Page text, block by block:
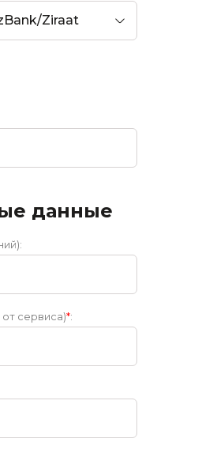
Ziraat
данные
сервиса)*: